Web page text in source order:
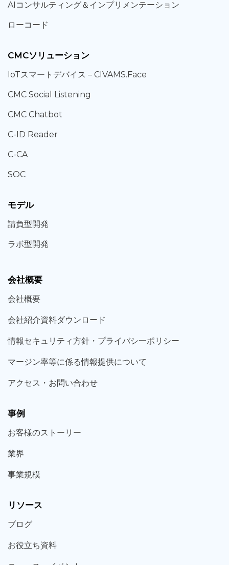
AIコンサルティング＆ インプリメンテーション
ローコード
CMCソリューション
IoTスマートデバイス – CIVAMS.Face
CMC Social Listening
CMC Chatbot
C-ID Reader
C-CA
SOC
モデル
請負型開発
ラボ型開発
会社概要
会社概要
会社紹介資料ダウンロード
情報セキュリティ方針・プライバシ一ポリシー
マージン率等に係る情報提供について
アクセス・お問い合わせ
事例
お客様のストーリー
業界
事業規模
リソース
ブログ
お役立ち資料